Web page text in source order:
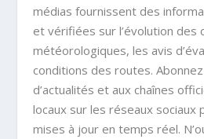
médias fournissent des
et vérifiées sur l’évolution des
météorologiques, les avis
conditions des routes.
d’actualités et aux chaînes
locaux sur les réseaux sociaux
mises à jour en temps réel.